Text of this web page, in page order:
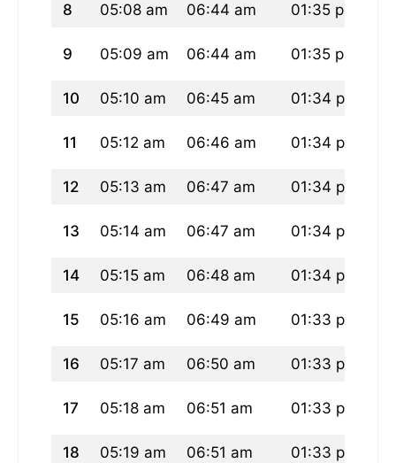
8 05:08 am 06:44 am 01:35 pm
9 05:09 am 06:44 am 01:35 pm
10 05:10 am 06:45 am 01:34 pm
11 05:12 am 06:46 am 01:34 pm
12 05:13 am 06:47 am 01:34 pm
13 05:14 am 06:47 am 01:34 pm
14 05:15 am 06:48 am 01:34 pm
15 05:16 am 06:49 am 01:33 pm
16 05:17 am 06:50 am 01:33 pm
17 05:18 am 06:51 am 01:33 pm
18 05:19 am 06:51 am 01:33 pm